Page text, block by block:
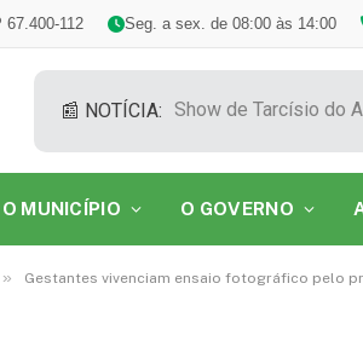
112 Seg. a sex. de 08:00 às 14:00
📰 NOTÍCIA:
O MUNICÍPIO O GOVERNO
» Gestantes vivenciam ensaio fotográfico pelo